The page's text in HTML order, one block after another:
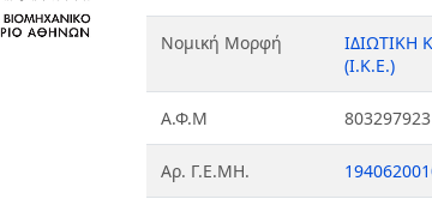
Νομική Μορφή
ΙΔΙΩΤΙΚΗ
(Ι.Κ.Ε.)
Α.Φ.Μ 803297923
Αρ. Γ.Ε.ΜΗ.